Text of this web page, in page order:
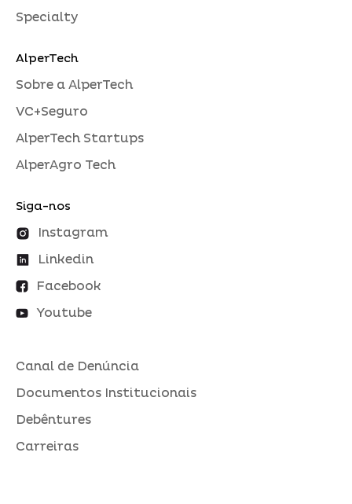
Specialty
AlperTech
Sobre a AlperTech
VC+Seguro
AlperTech Startups
AlperAgro Tech
Siga-nos
Instagram
Linkedin
Facebook
Youtube
Canal de Denúncia
Documentos Institucionais
Debêntures
Carreiras